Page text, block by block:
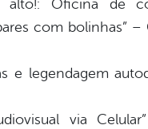
alto!: Oficina de
com bolinhas”
e legendagem
via